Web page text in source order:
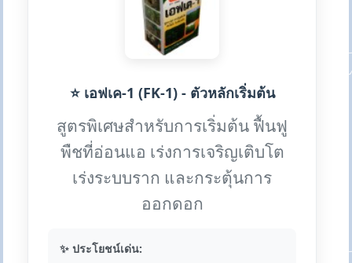
⭐ เอฟเค-1 (FK-1) - ตัวหลักเริ่มต้น
สูตรพิเศษสำหรับการเริ่มต้น ฟื้นฟู
พืชที่อ่อนแอ เร่งการเจริญเติบโต
เร่งระบบราก และกระตุ้นการ
ออกดอก
✨ ประโยชน์เด่น: